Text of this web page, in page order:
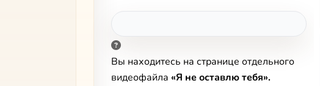
Вы находитесь на странице отдельного
видеофайла «Я не оставлю тебя».